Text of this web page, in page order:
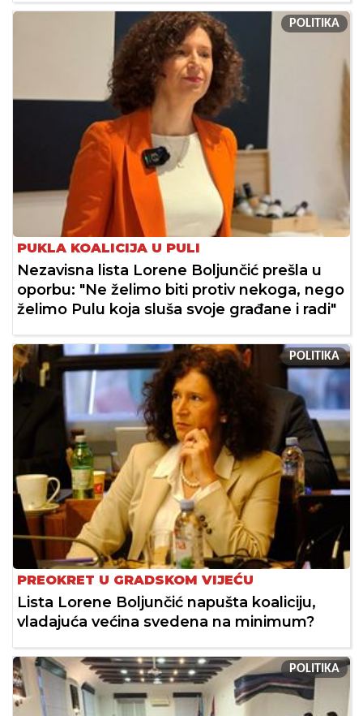
POLITIKA
PUKLA KOALICIJA U PULI
Nezavisna lista Lorene Boljunčić prešla u
oporbu: "Ne želimo biti protiv nekoga, nego
želimo Pulu koja sluša svoje građane i radi"
POLITIKA
PREOKRET U GRADSKOM VIJEĆU
Lista Lorene Boljunčić napušta koaliciju,
vladajuća većina svedena na minimum?
POLITIKA